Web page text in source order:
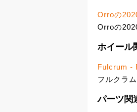
Orroの
Orroの
ホイール
Fulcrum -
フルクラ
パーツ関